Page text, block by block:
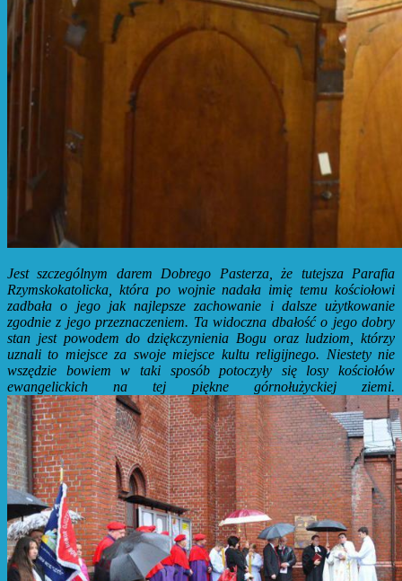
Jest szczególnym darem Dobrego Pasterza, że tutejsza Parafia
Rzymskokatolicka, która po wojnie nadała imię temu kościołowi
zadbała o jego jak najlepsze zachowanie i dalsze użytkowanie
zgodnie z jego przeznaczeniem. Ta widoczna dbałość o jego dobry
stan jest powodem do dziękczynienia Bogu oraz ludziom, którzy
uznali to miejsce za swoje miejsce kultu religijnego. Niestety nie
wszędzie bowiem w taki sposób potoczyły się losy kościołów
ewangelickich na tej piękne górnołużyckiej ziemi.